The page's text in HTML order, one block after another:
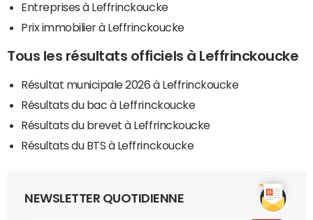
Entreprises à Leffrinckoucke
Prix immobilier à Leffrinckoucke
Tous les résultats officiels à Leffrinckoucke
Résultat municipale 2026 à Leffrinckoucke
Résultats du bac à Leffrinckoucke
Résultats du brevet à Leffrinckoucke
Résultats du BTS à Leffrinckoucke
NEWSLETTER QUOTIDIENNE